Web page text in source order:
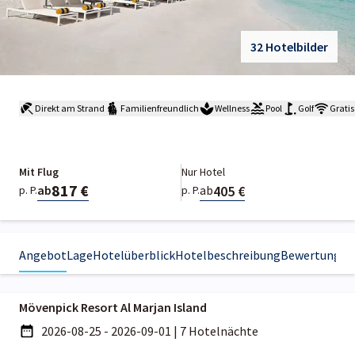
32 Hotelbilder
Direkt am Strand Familienfreundlich Wellness Pool Golf
Mit Flug
p. P.ab817 €
Nur Hotel
p. P.ab405 €
AngebotLageHotelüberblickHotelbeschreibungBewertungen
Mövenpick Resort Al Marjan Island
2026-08-25 - 2026-09-01 | 7 Hotelnächte